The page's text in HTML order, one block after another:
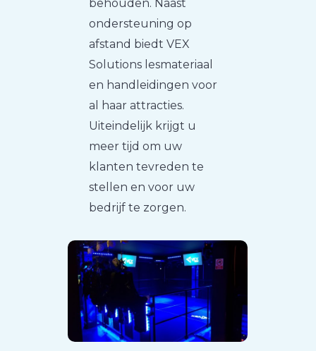
behouden. Naast
ondersteuning op
afstand biedt VEX
Solutions lesmateriaal
en handleidingen voor
al haar attracties.
Uiteindelijk krijgt u
meer tijd om uw
klanten tevreden te
stellen en voor uw
bedrijf te zorgen.